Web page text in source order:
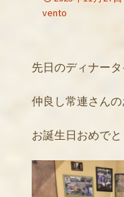
vento
先日のディナー
仲良し常連さん
お誕生日おめで